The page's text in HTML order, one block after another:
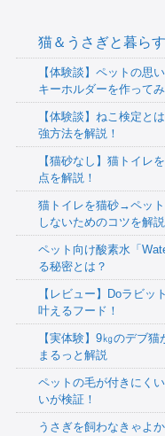
猫＆うさぎと暮らす
【体験談】ペットの思
キーホルダーを作って
【体験談】ねこ検定と
強方法を解説！
【猫砂なし】猫トイレ
点を解説！
猫トイレを猫砂→ペッ
しないためのコツを解説
ペット向け酸素水「
る秘密とは？
【レビュー】Doラビ
叶えるフード！
【実体験】9㎏のデブ
まるっと解説
ペットの毛が付きにく
いが検証！
うさぎを飼わなきゃよ